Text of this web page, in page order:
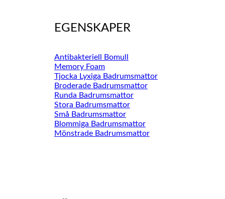
EGENSKAPER
Antibakteriell Bomull
Memory Foam
Tjocka Lyxiga Badrumsmattor
Broderade Badrumsmattor
Runda Badrumsmattor
Stora Badrumsmattor
Små Badrumsmattor
Blommiga Badrumsmattor
Mönstrade Badrumsmattor